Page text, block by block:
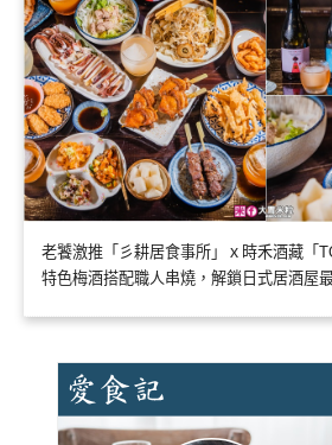
老饕激推「彡耕居食事所」ｘ時禾酒藏「
特色梅酒搭配職人串燒，解鎖日式居酒屋